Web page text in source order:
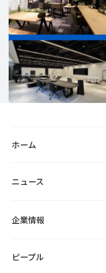
ホーム
ニュース
企業情報
ピープル